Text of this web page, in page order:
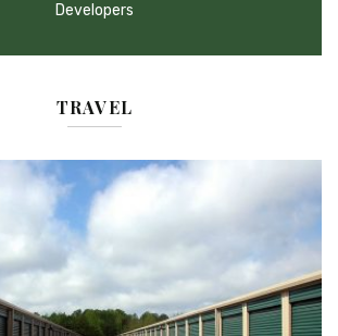
Developers
TRAVEL